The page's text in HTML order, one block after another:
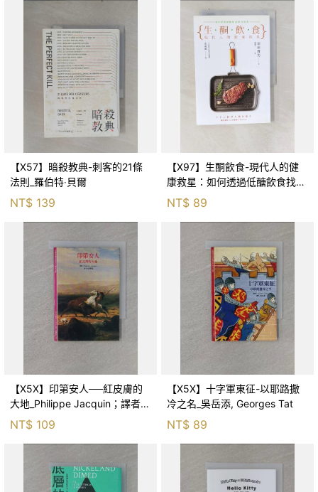
【X57】暗殺教典-刺客的21條
法則_羅伯特‧貝爾
NT$ 139
【X97】生酮飲食-現代人的健
康救星：如何透過低醣飲食找回
NT$ 89
【X5X】印第安人──紅皮膚的
大地_Philippe Jacquin；譯者：
余中先
NT$ 109
【X5X】十字軍東征-以耶路撒
冷之名_吳岳添, Georges Tat
NT$ 89